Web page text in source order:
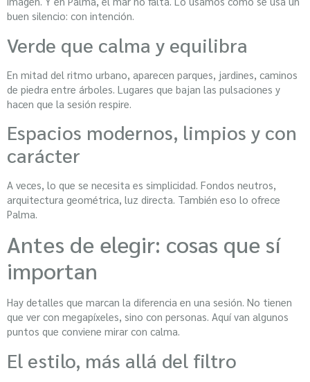
buen silencio: con intención.
Verde que calma y equilibra
En mitad del ritmo urbano, aparecen parques, jardines, caminos
de piedra entre árboles. Lugares que bajan las pulsaciones y
hacen que la sesión respire.
Espacios modernos, limpios y con
carácter
A veces, lo que se necesita es simplicidad. Fondos neutros,
arquitectura geométrica, luz directa. También eso lo ofrece
Palma.
Antes de elegir: cosas que sí
importan
Hay detalles que marcan la diferencia en una sesión. No tienen
que ver con megapíxeles, sino con personas. Aquí van algunos
puntos que conviene mirar con calma.
El estilo, más allá del filtro